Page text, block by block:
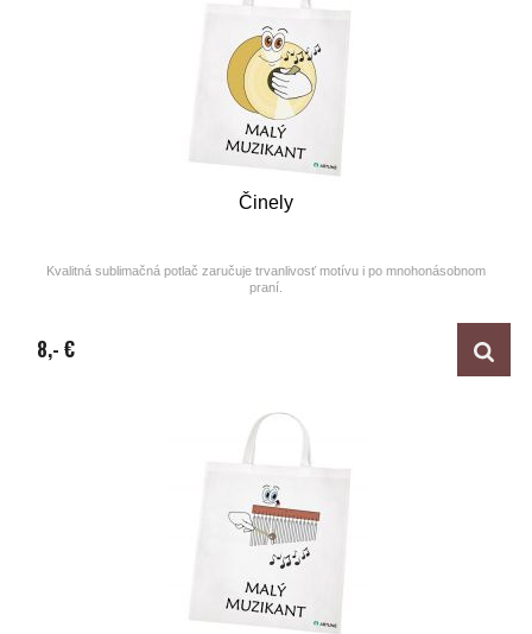
Činely
Kvalitná sublimačná potlač zaručuje trvanlivosť motívu i po mnohonásobnom
praní.
8,- €